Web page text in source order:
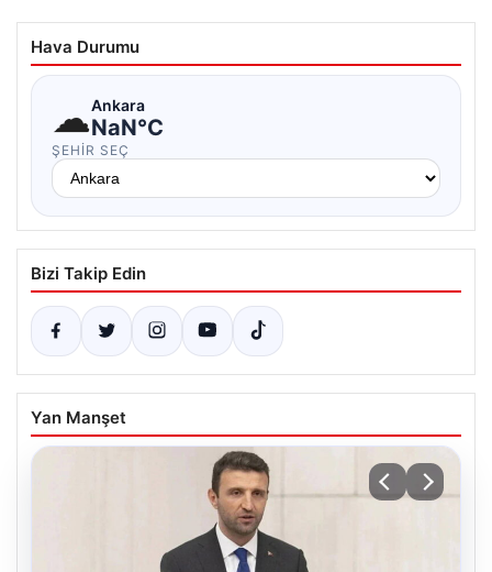
Hava Durumu
☁Ankara
NaN°C
ŞEHIR SEÇ
Bizi Takip Edin
Yan Manşet